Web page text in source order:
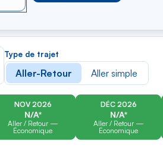
Rechercher
dans
la
liste
Type de trajet
Aller-Retour Aller simple
NOV 2026
N/A*
Aller / Retour —
Économique
DÉC 2026
N/A*
Aller / Retour —
Économique